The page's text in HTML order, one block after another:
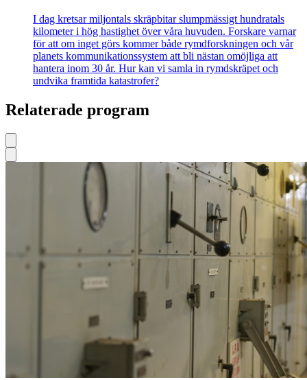
I dag kretsar miljontals skräpbitar slumpmässigt hundratals
kilometer i hög hastighet över våra huvuden. Forskare varnar
för att om inget görs kommer både rymdforskningen och vår
planets kommunikationssystem att bli nästan omöjliga att
hantera inom 30 år. Hur kan vi samla in rymdskräpet och
undvika framtida katastrofer?
Relaterade program